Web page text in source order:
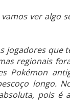
ver algo
jogadores que
regionais
Pokémon
longo.
pois é